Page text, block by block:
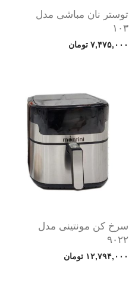
توستر نان مباشی مدل
۱۰۳
۷,۴۷۵,۰۰۰ تومان
سرخ کن مونتینی مدل
۹۰۲۲
۱۲,۷۹۴,۰۰۰ تومان